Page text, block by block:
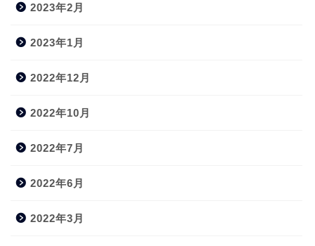
2023年2月
2023年1月
2022年12月
2022年10月
2022年7月
2022年6月
2022年3月